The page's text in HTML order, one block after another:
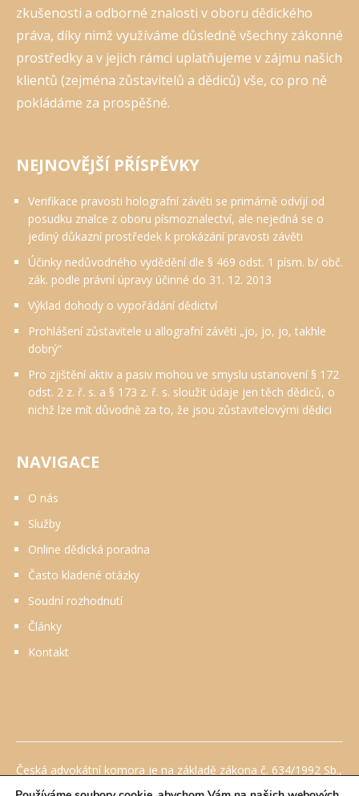
zkušenosti a odborné znalosti v oboru dědického
práva, díky nimž využíváme důsledně všechny zákonné
prostředky a v jejich rámci uplatňujeme v zájmu našich
klientů (zejména zůstavitelů a dědiců) vše, co pro ně
pokládáme za prospěšné.
NEJNOVĚJŠÍ PŘÍSPĚVKY
Verifikace pravosti holografní závěti se primárně odvíjí od
posudku znalce z oboru písmoznalectví, ale nejedná se o
jediný důkazní prostředek k prokázání pravosti závěti
Účinky nedůvodného vydědění dle § 469 odst. 1 písm. b/ obč.
zák. podle právní úpravy účinné do 31. 12. 2013
Výklad dohody o vypořádání dědictví
Prohlášení zůstavitele u allografní závěti „jo, jo, jo, takhle
dobrý“
Pro zjištění aktiv a pasiv mohou ve smyslu ustanovení § 172
odst. 2 z. ř. s. a § 173 z. ř. s. sloužit údaje jen těch dědiců, o
nichž lze mít důvodně za to, že jsou zůstavitelovými dědici
NAVIGACE
O nás
Služby
Online dědická poradna
Často kladené otázky
Soudní rozhodnutí
Články
Kontakt
Česká advokátní komora je na základě zákona č. 634/1992 Sb.,
o ochraně spotřebitele, ve znění pozdějších předpisů